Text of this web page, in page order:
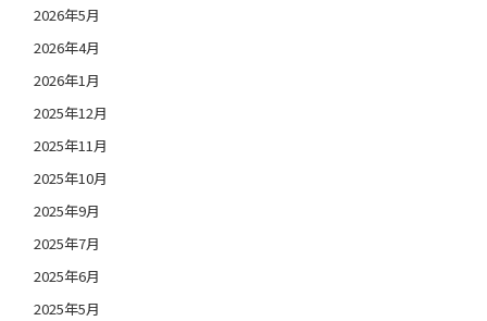
2026年5月
2026年4月
2026年1月
2025年12月
2025年11月
2025年10月
2025年9月
2025年7月
2025年6月
2025年5月